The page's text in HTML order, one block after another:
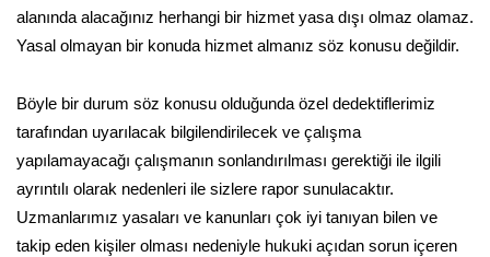
alanında alacağınız herhangi bir hizmet yasa dışı olmaz olamaz.
Yasal olmayan bir konuda hizmet almanız söz konusu değildir.
Böyle bir durum söz konusu olduğunda özel dedektiflerimiz
tarafından uyarılacak bilgilendirilecek ve çalışma
yapılamayacağı çalışmanın sonlandırılması gerektiği ile ilgili
ayrıntılı olarak nedenleri ile sizlere rapor sunulacaktır.
Uzmanlarımız yasaları ve kanunları çok iyi tanıyan bilen ve
takip eden kişiler olması nedeniyle hukuki açıdan sorun içeren